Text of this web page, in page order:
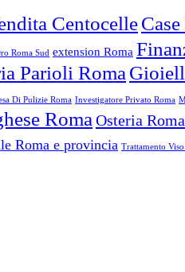
Centocelle
Roma Sud extension Roma
Parioli Roma
Di Pulizie Roma Investigatore Privato Roma
Roma Osteria Roma
Roma e provincia Trattamento